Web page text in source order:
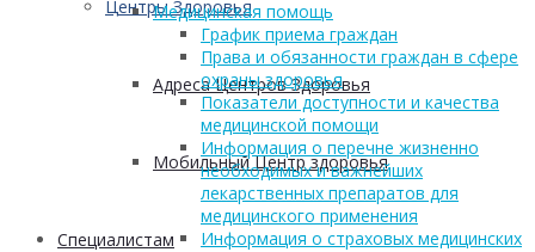
Центры Здоровья
Адреса Центров Здоровья
Мобильный Центр здоровья
Cпециалистам
Медицинская помощь
График приема граждан
Права и обязанности граждан в сфере
охраны здоровья
Показатели доступности и качества
медицинской помощи
Информация о перечне жизненно
необходимых и важнейших
лекарственных препаратов для
медицинского применения
Информация о страховых медицинских